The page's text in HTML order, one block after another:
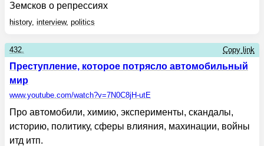
Земсков о репрессиях
history, interview, politics
432. Copy link
Преступление, которое потрясло автомобильный
мир
www.youtube.com/watch?v=7N0C8jH-utE
Про автомобили, химию, эксперименты, скандалы,
историю, политику, сферы влияния, махинации, войны
итд итп.